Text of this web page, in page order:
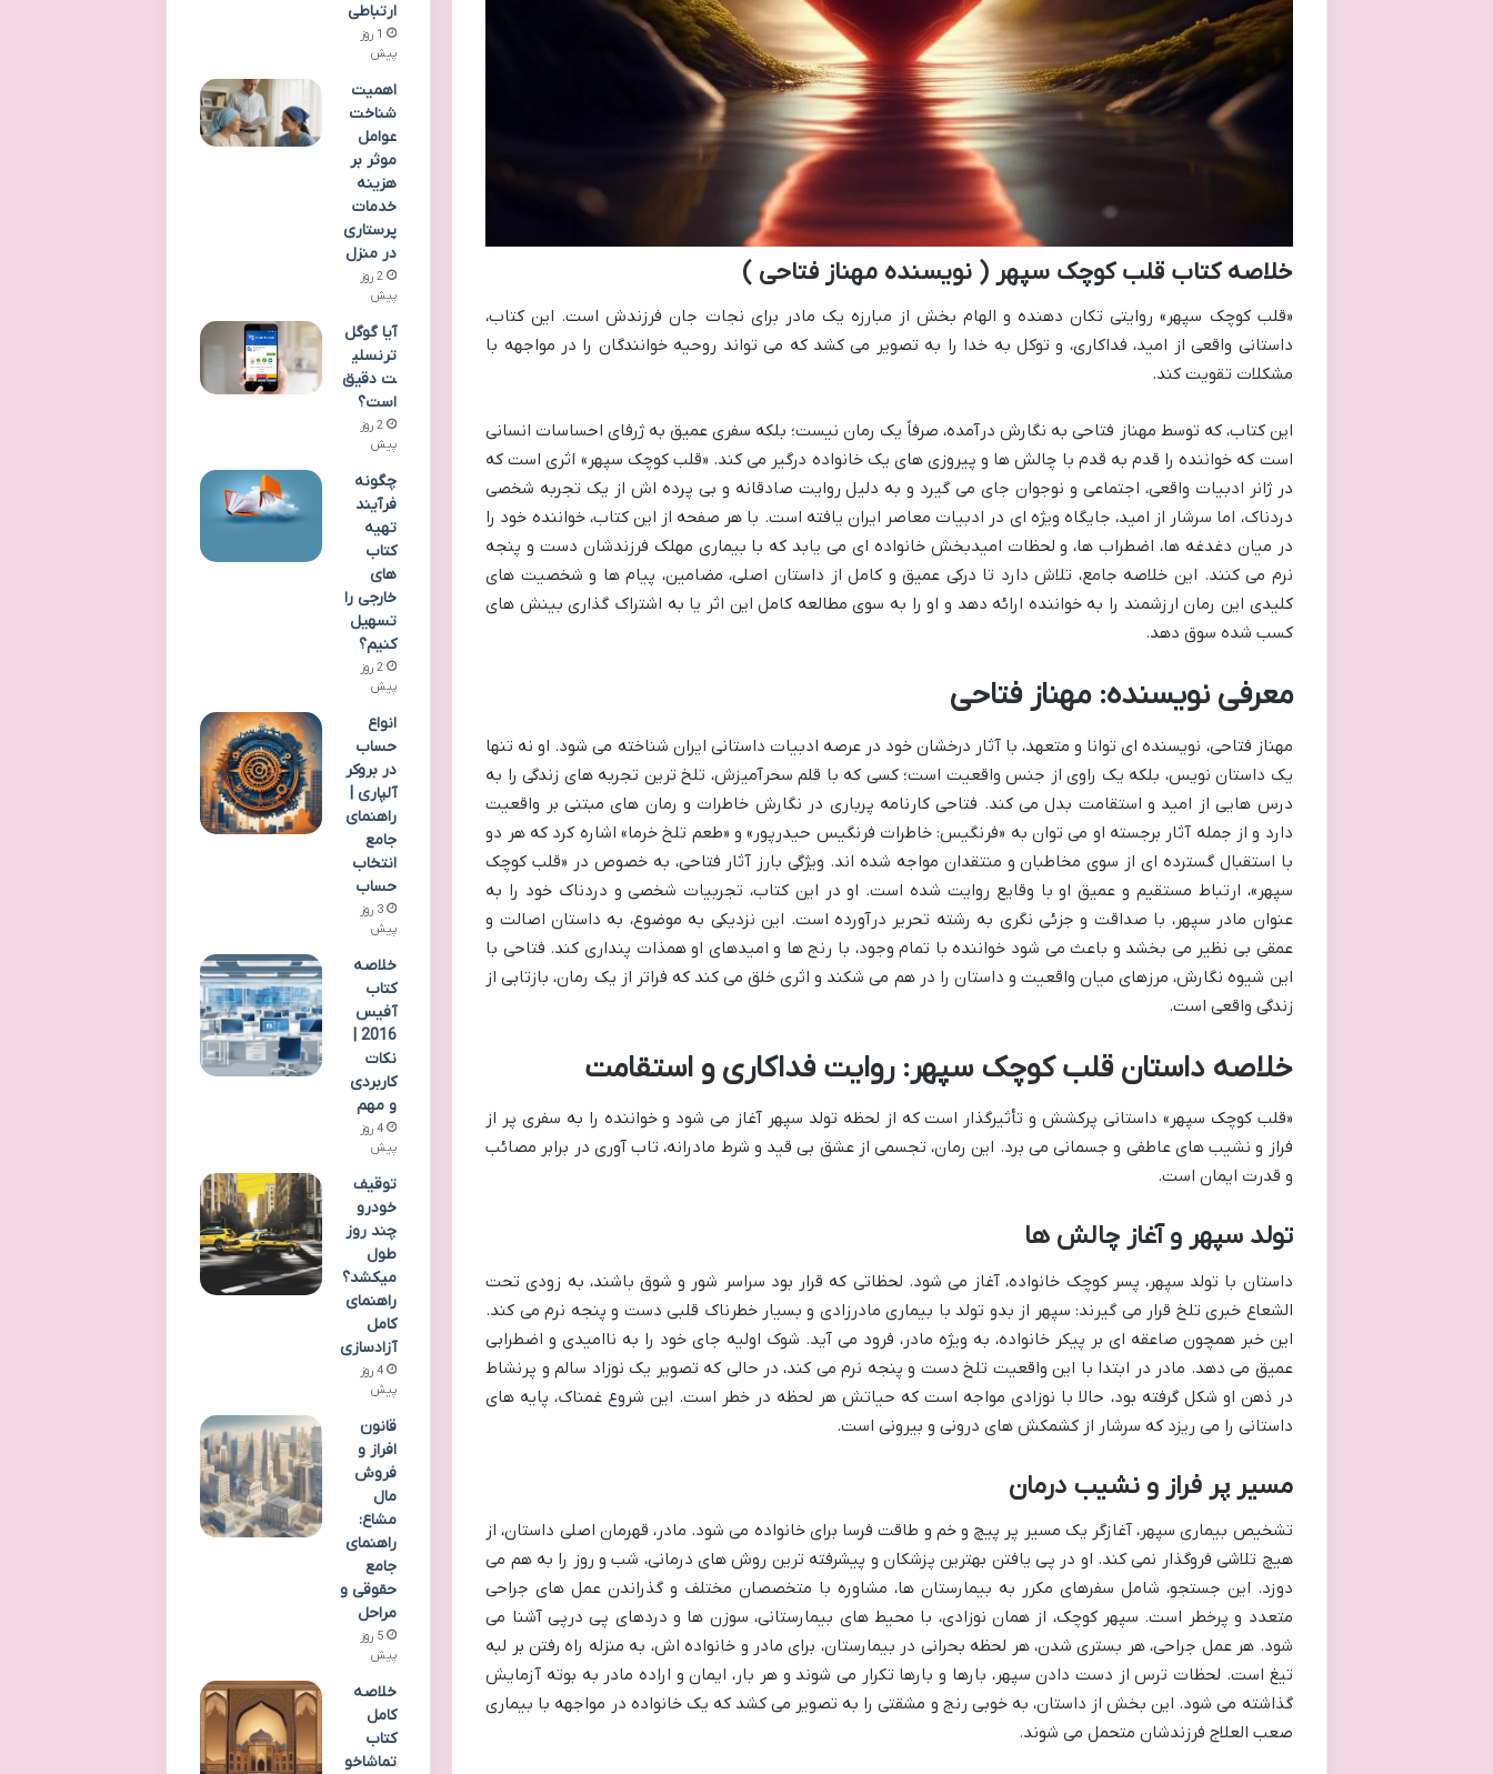
خلاصه کتاب قلب کوچک سپهر ( نویسنده مهناز فتاحی )
«قلب کوچک سپهر» روایتی تکان دهنده و الهام بخش از مبارزه یک مادر برای نجات جان فرزندش است. این کتاب،
داستانی واقعی از امید، فداکاری، و توکل به خدا را به تصویر می کشد که می تواند روحیه خوانندگان را در مواجهه با
مشکلات تقویت کند.
این کتاب، که توسط مهناز فتاحی به نگارش درآمده، صرفاً یک رمان نیست؛ بلکه سفری عمیق به ژرفای احساسات انسانی
است که خواننده را قدم به قدم با چالش ها و پیروزی های یک خانواده درگیر می کند. «قلب کوچک سپهر» اثری است که
در ژانر ادبیات واقعی، اجتماعی و نوجوان جای می گیرد و به دلیل روایت صادقانه و بی پرده اش از یک تجربه شخصی
دردناک، اما سرشار از امید، جایگاه ویژه ای در ادبیات معاصر ایران یافته است. با هر صفحه از این کتاب، خواننده خود را
در میان دغدغه ها، اضطراب ها، و لحظات امیدبخش خانواده ای می یابد که با بیماری مهلک فرزندشان دست و پنجه
نرم می کنند. این خلاصه جامع، تلاش دارد تا درکی عمیق و کامل از داستان اصلی، مضامین، پیام ها و شخصیت های
کلیدی این رمان ارزشمند را به خواننده ارائه دهد و او را به سوی مطالعه کامل این اثر یا به اشتراک گذاری بینش های
کسب شده سوق دهد.
معرفی نویسنده: مهناز فتاحی
مهناز فتاحی، نویسنده ای توانا و متعهد، با آثار درخشان خود در عرصه ادبیات داستانی ایران شناخته می شود. او نه تنها
یک داستان نویس، بلکه یک راوی از جنس واقعیت است؛ کسی که با قلم سحرآمیزش، تلخ ترین تجربه های زندگی را به
درس هایی از امید و استقامت بدل می کند. فتاحی کارنامه پرباری در نگارش خاطرات و رمان های مبتنی بر واقعیت
دارد و از جمله آثار برجسته او می توان به «فرنگیس: خاطرات فرنگیس حیدرپور» و «طعم تلخ خرما» اشاره کرد که هر دو
با استقبال گسترده ای از سوی مخاطبان و منتقدان مواجه شده اند. ویژگی بارز آثار فتاحی، به خصوص در «قلب کوچک
سپهر»، ارتباط مستقیم و عمیق او با وقایع روایت شده است. او در این کتاب، تجربیات شخصی و دردناک خود را به
عنوان مادر سپهر، با صداقت و جزئی نگری به رشته تحریر درآورده است. این نزدیکی به موضوع، به داستان اصالت و
عمقی بی نظیر می بخشد و باعث می شود خواننده با تمام وجود، با رنج ها و امیدهای او همذات پنداری کند. فتاحی با
این شیوه نگارش، مرزهای میان واقعیت و داستان را در هم می شکند و اثری خلق می کند که فراتر از یک رمان، بازتابی از
زندگی واقعی است.
خلاصه داستان قلب کوچک سپهر: روایت فداکاری و استقامت
«قلب کوچک سپهر» داستانی پرکشش و تأثیرگذار است که از لحظه تولد سپهر آغاز می شود و خواننده را به سفری پر از
فراز و نشیب های عاطفی و جسمانی می برد. این رمان، تجسمی از عشق بی قید و شرط مادرانه، تاب آوری در برابر مصائب
و قدرت ایمان است.
تولد سپهر و آغاز چالش ها
داستان با تولد سپهر، پسر کوچک خانواده، آغاز می شود. لحظاتی که قرار بود سراسر شور و شوق باشند، به زودی تحت
الشعاع خبری تلخ قرار می گیرند: سپهر از بدو تولد با بیماری مادرزادی و بسیار خطرناک قلبی دست و پنجه نرم می کند.
این خبر همچون صاعقه ای بر پیکر خانواده، به ویژه مادر، فرود می آید. شوک اولیه جای خود را به ناامیدی و اضطرابی
عمیق می دهد. مادر در ابتدا با این واقعیت تلخ دست و پنجه نرم می کند، در حالی که تصویر یک نوزاد سالم و پرنشاط
در ذهن او شکل گرفته بود، حالا با نوزادی مواجه است که حیاتش هر لحظه در خطر است. این شروع غمناک، پایه های
داستانی را می ریزد که سرشار از کشمکش های درونی و بیرونی است.
مسیر پر فراز و نشیب درمان
تشخیص بیماری سپهر، آغازگر یک مسیر پر پیچ و خم و طاقت فرسا برای خانواده می شود. مادر، قهرمان اصلی داستان، از
هیچ تلاشی فروگذار نمی کند. او در پی یافتن بهترین پزشکان و پیشرفته ترین روش های درمانی، شب و روز را به هم می
دوزد. این جستجو، شامل سفرهای مکرر به بیمارستان ها، مشاوره با متخصصان مختلف و گذراندن عمل های جراحی
متعدد و پرخطر است. سپهر کوچک، از همان نوزادی، با محیط های بیمارستانی، سوزن ها و دردهای پی درپی آشنا می
شود. هر عمل جراحی، هر بستری شدن، هر لحظه بحرانی در بیمارستان، برای مادر و خانواده اش، به منزله راه رفتن بر لبه
تیغ است. لحظات ترس از دست دادن سپهر، بارها و بارها تکرار می شوند و هر بار، ایمان و اراده مادر به بوته آزمایش
گذاشته می شود. این بخش از داستان، به خوبی رنج و مشقتی را به تصویر می کشد که یک خانواده در مواجهه با بیماری
صعب العلاج فرزندشان متحمل می شوند.
ارتباطی
1 روز
پیش
اهمیت
شناخت
عوامل
موثر بر
هزینه
خدمات
پرستاری
در منزل
2 روز
پیش
آیا گوگل
ترنسلی
ت دقیق
است؟
2 روز
پیش
چگونه
فرآیند
تهیه
کتاب
های
خارجی را
تسهیل
کنیم؟
2 روز
پیش
انواع
حساب
در بروکر
آلپاری |
راهنمای
جامع
انتخاب
حساب
3 روز
پیش
خلاصه
کتاب
آفیس
2016 |
نکات
کاربردی
و مهم
4 روز
پیش
توقیف
خودرو
چند روز
طول
میکشد؟
راهنمای
کامل
آزادسازی
4 روز
پیش
قانون
افراز و
فروش
مال
مشاع:
راهنمای
جامع
حقوقی و
مراحل
5 روز
پیش
خلاصه
کامل
کتاب
تماشاخو